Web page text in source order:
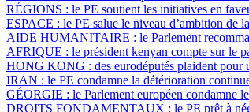
RÉGIONS : le PE soutient les initiatives en
ESPACE : le PE salue le niveau d’ambition de
AIDE HUMANITAIRE : le Parlement
AFRIQUE : le président kenyan compte sur le
HONG KONG : des eurodéputés plaident
IRAN : le PE condamne la détérioration
GÉORGIE : le Parlement européen condamne
DROITS FONDAMENTAUX : le PE prêt à